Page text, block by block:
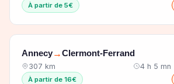
À partir de 5€
Annecy→Clermont-Ferrand
307 km 4 h 5 mn
À partir de 16€